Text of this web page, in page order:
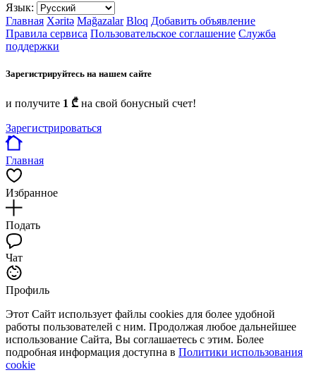
Язык:
Главная Xəritə Mağazalar Bloq Добавить объявление
Правила сервиса Пользовательское соглашение Служба
поддержки
Зарегистрируйтесь на нашем сайте
и получите 1 ₾ на свой бонусный счет!
Зарегистрироваться
Главная
Избранное
Подать
Чат
Профиль
Этот Сайт использует файлы cookies для более удобной
работы пользователей с ним. Продолжая любое дальнейшее
использование Сайта, Вы соглашаетесь с этим. Более
подробная информация доступна в Политики использования
cookie